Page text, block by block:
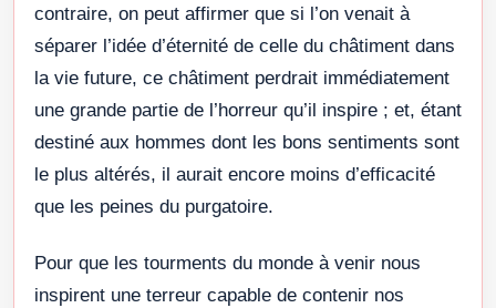
contraire, on peut affirmer que si l’on venait à
séparer l’idée d’éternité de celle du châtiment dans
la vie future, ce châtiment perdrait immédiatement
une grande partie de l’horreur qu’il inspire ; et, étant
destiné aux hommes dont les bons sentiments sont
le plus altérés, il aurait encore moins d’efficacité
que les peines du purgatoire.
Pour que les tourments du monde à venir nous
inspirent une terreur capable de contenir nos